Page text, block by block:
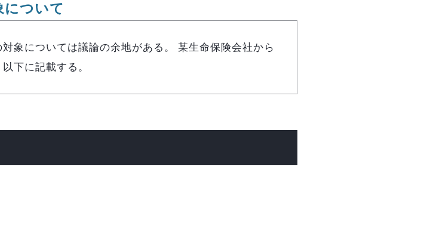
について
象については議論の余地がある。 某生命保険会社から
下に記載する。